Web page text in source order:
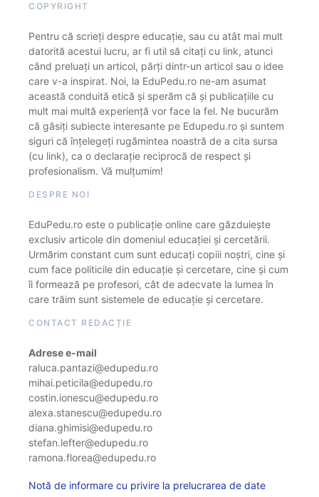
COPYRIGHT
Pentru că scrieți despre educație, sau cu atât mai mult
datorită acestui lucru, ar fi util să citați cu link, atunci
când preluați un articol, părți dintr-un articol sau o idee
care v-a inspirat. Noi, la EduPedu.ro ne-am asumat
această conduită etică și sperăm că și publicațiile cu
mult mai multă experiență vor face la fel. Ne bucurăm
că găsiți subiecte interesante pe Edupedu.ro și suntem
siguri că înțelegeți rugămintea noastră de a cita sursa
(cu link), ca o declarație reciprocă de respect și
profesionalism. Vă mulțumim!
DESPRE NOI
EduPedu.ro este o publicație online care găzduiește
exclusiv articole din domeniul educației și cercetării.
Urmărim constant cum sunt educați copiii noștri, cine și
cum face politicile din educație și cercetare, cine și cum
îi formează pe profesori, cât de adecvate la lumea în
care trăim sunt sistemele de educație și cercetare.
CONTACT REDACȚIE
Adrese e-mail
raluca.pantazi@edupedu.ro
mihai.peticila@edupedu.ro
costin.ionescu@edupedu.ro
alexa.stanescu@edupedu.ro
diana.ghimisi@edupedu.ro
stefan.lefter@edupedu.ro
ramona.florea@edupedu.ro
Notă de informare cu privire la prelucrarea de date